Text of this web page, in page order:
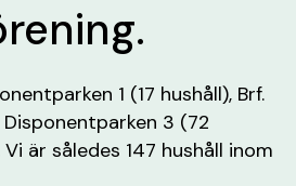
1 (17 hushåll), Brf.
3 (72
är således 147 hushåll inom